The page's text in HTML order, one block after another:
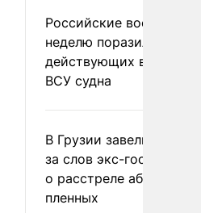
Российские военные за
неделю поразили 34
действующих в
ВСУ судна
В Грузии завели дело
за слов экс-
о расстреле абхазских
пленных